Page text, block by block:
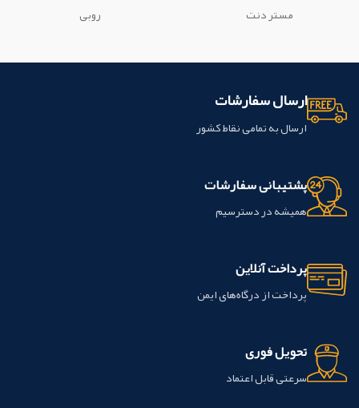
مستر دنت روبی
ارسال سفارشات
ارسال به تمامی نقاط کشور
پشتیبانی سفارشات
همیشه در دسترسیم
پرداخت آنلاین
پرداخت از درگاه‌های ایمن
تحویل فوری
سرعتی قابل اعتماد